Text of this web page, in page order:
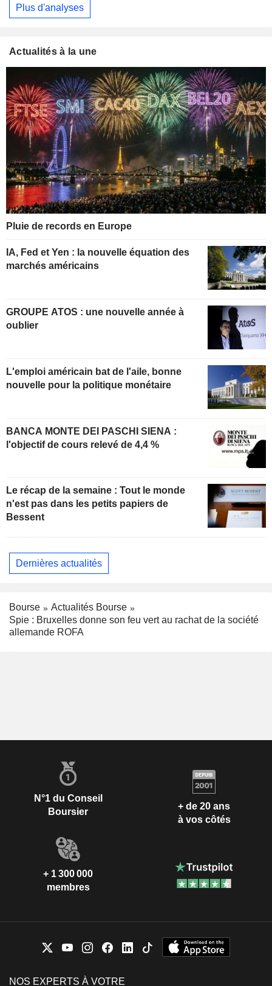
Plus d'analyses
Actualités à la une
Pluie de records en Europe
IA, Fed et Yen : la nouvelle équation des
marchés américains
GROUPE ATOS : une nouvelle année à
oublier
L'emploi américain bat de l'aile, bonne
nouvelle pour la politique monétaire
BANCA MONTE DEI PASCHI SIENA :
l'objectif de cours relevé de 4,4 %
Le récap de la semaine : Tout le monde
n'est pas dans les petits papiers de
Bessent
Dernières actualités
Bourse
Actualités Bourse
Spie : Bruxelles donne son feu vert au rachat de la société
allemande ROFA
N°1 du Conseil
Boursier
+ de 20 ans
à vos côtés
+ 1 300 000
membres
NOS EXPERTS À VOTRE